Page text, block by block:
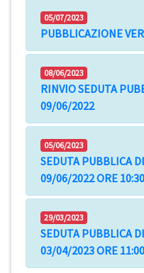
05/07/2023
PUBBLICAZIONE
08/06/2023
RINVIO SEDUTA
09/06/2022
05/06/2023
SEDUTA PUBBLICA
09/06/2022 ORE 10:30
29/03/2023
SEDUTA PUBBLICA
03/04/2023 ORE 11:00